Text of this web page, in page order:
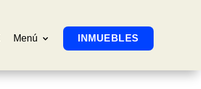
Menú INMUEBLES